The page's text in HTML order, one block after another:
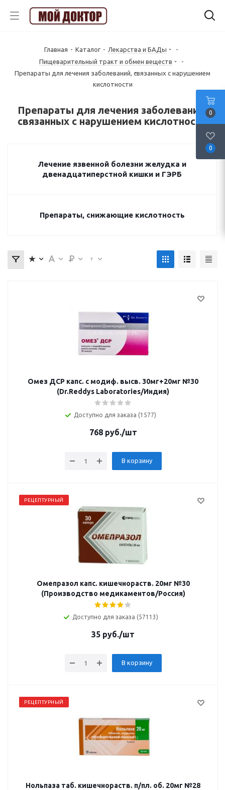
Главная - Каталог - Лекарства и БАДы
-
Пищеварительный тракт и обмен веществ
-
Препараты для лечения заболеваний, связанных с нарушением
кислотности
Препараты для лечения заболеваний,
связанных с нарушением кислотности
Лечение язвенной болезни желудка и
двенадцатиперстной кишки и ГЭРБ
Препараты, снижающие кислотность
Омез ДСР капс. с модиф. высв. 30мг+20мг №30
(Dr.Reddys Laboratories/Индия)
Доступно для заказа (1577)
768руб./шт
В корзину
РЕЦЕПТУРНЫЙ
Омепразол капс. кишечнораств. 20мг №30
(Производство медикаментов/Россия)
Доступно для заказа (57113)
35 руб./шт
В корзину
РЕЦЕПТУРНЫЙ
Нольпаза таб. кишечнораств. п/пл. об. 20мг №28
0
0